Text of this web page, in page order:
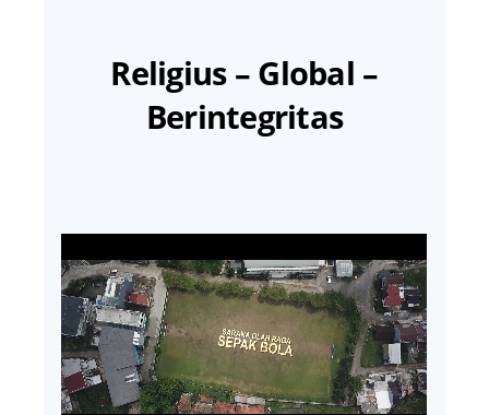
Religius – Global –
Berintegritas